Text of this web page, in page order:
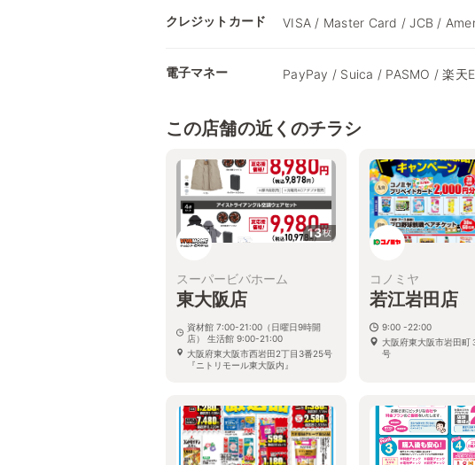
クレジットカード VISA / Master Card / JCB /
電子マネー PayPay / Suica / PASMO / 楽天
この店舗の近くのチラシ
13枚
スーパービバホーム
東大阪店
資材館 7:00-21:00（日曜日9時開
店） 生活館 9:00-21:00
大阪府東大阪市西岩田2丁目3番25号
『ニトリモール東大阪内』
コノミヤ
若江岩田店
9:00 -22:00
大阪府東大阪市岩田町
号